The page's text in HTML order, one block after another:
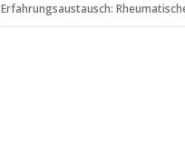
Erfahrungsaustausch: